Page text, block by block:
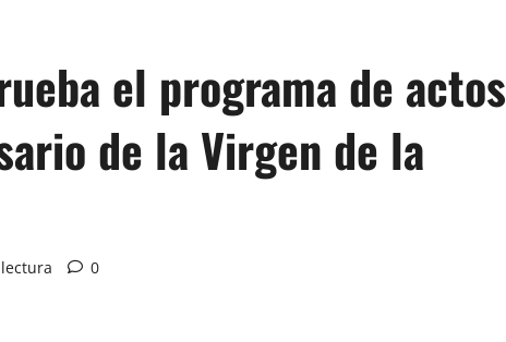
el programa de actos
de la Virgen de la
0